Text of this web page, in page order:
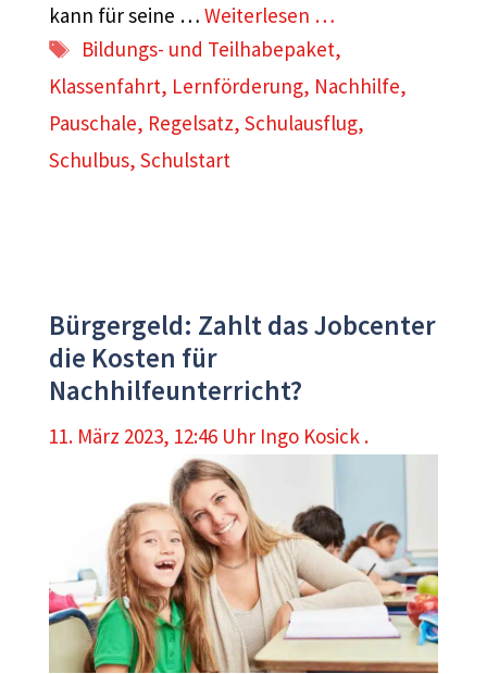
kann für seine … Weiterlesen …
Schlagwörter
Bildungs- und Teilhabepaket,
Klassenfahrt, Lernförderung, Nachhilfe,
Pauschale, Regelsatz, Schulausflug,
Schulbus, Schulstart
Bürgergeld: Zahlt das Jobcenter
die Kosten für
Nachhilfeunterricht?
11. März 2023, 12:46 Uhr Ingo Kosick .